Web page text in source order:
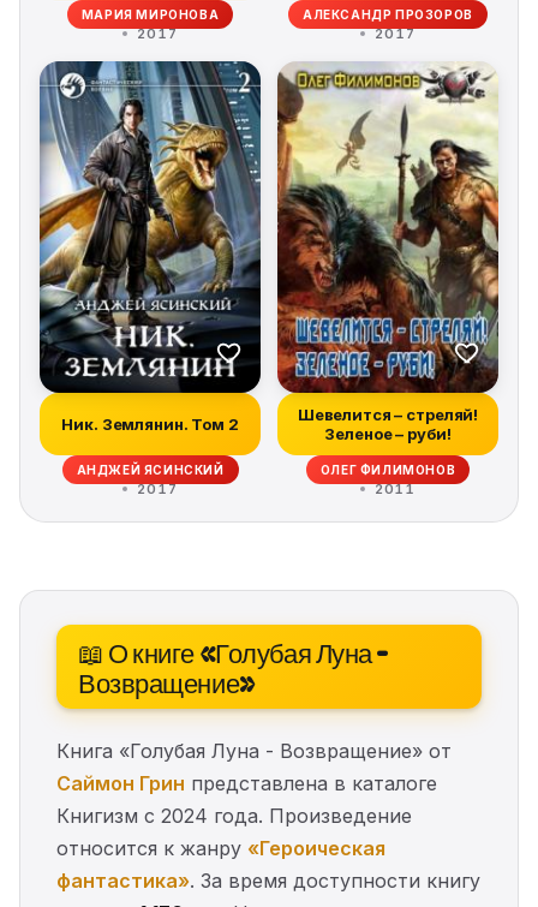
МАРИЯ МИРОНОВА
2017
АЛЕКСАНДР ПРОЗОРОВ
2017
Ник. Землянин. Том 2
АНДЖЕЙ ЯСИНСКИЙ
2017
Шевелится – стреляй!
Зеленое – руби!
ОЛЕГ ФИЛИМОНОВ
2011
📖 О книге «Голубая Луна -
Возвращение»
Книга «Голубая Луна - Возвращение» от
Саймон Грин представлена в каталоге
Книгизм с 2024 года. Произведение
относится к жанру «Героическая
фантастика». За время доступности книгу